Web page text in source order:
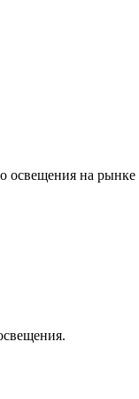
освещения на